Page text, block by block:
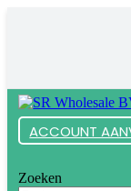
ACCOUNT
Zoeken